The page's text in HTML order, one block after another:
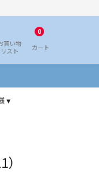
買い物
リスト
0
カート
▾